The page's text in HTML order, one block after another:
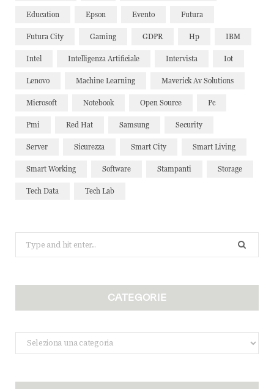
Education Epson Evento Futura
Futura City Gaming GDPR Hp IBM
Intel Intelligenza Artificiale Intervista Iot
Lenovo Machine Learning Maverick Av Solutions
Microsoft Notebook Open Source Pc
Pmi Red Hat Samsung Security
Server Sicurezza Smart City Smart Living
Smart Working Software Stampanti Storage
Tech Data Tech Lab
for:
CATEGORIE
Categorie